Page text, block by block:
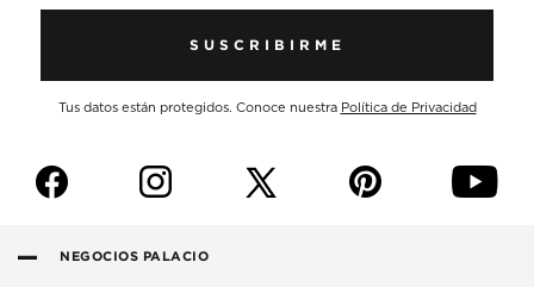
SUSCRIBIRME
Tus datos están protegidos. Conoce nuestra Política de Privacidad
f i p y
NEGOCIOS PALACIO